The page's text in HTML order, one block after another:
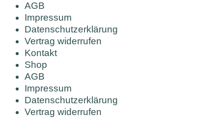
AGB
Impressum
Datenschutzerklärung
Vertrag widerrufen
Kontakt
Shop
AGB
Impressum
Datenschutzerklärung
Vertrag widerrufen